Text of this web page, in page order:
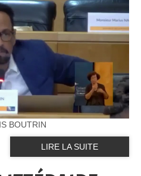
BOUTRIN
LIRE LA SUITE